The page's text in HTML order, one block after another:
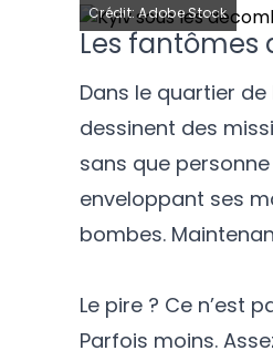
Crédit: Adobe Stock
Les fantômes
Dans le quartier
dessinent des
sans que
enveloppant ses
bombes.
Le pire ? Ce n’est
Parfois moins.